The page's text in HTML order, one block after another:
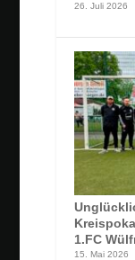
26. Juli 2026
1.FC
15. Mai 2026